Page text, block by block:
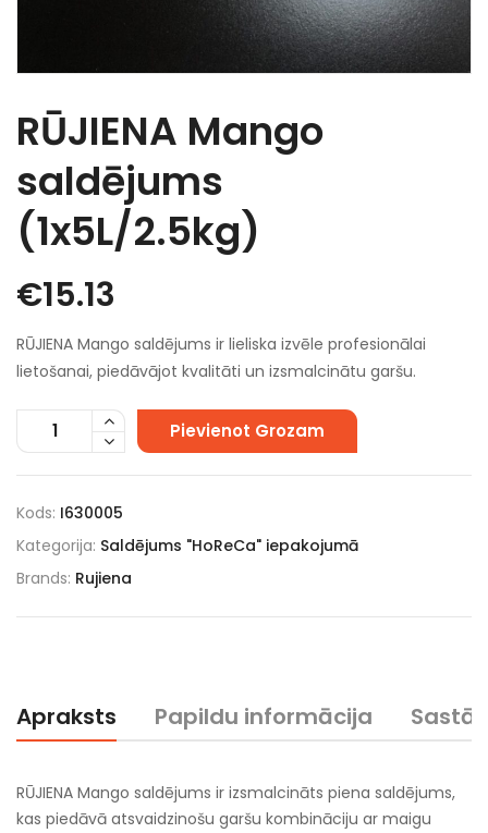
RŪJIENA Mango
saldējums
(1x5L/2.5kg)
€15.13
RŪJIENA Mango saldējums ir lieliska izvēle profesionālai
lietošanai, piedāvājot kvalitāti un izsmalcinātu garšu.
Pievienot Grozam
Kods: I630005
Kategorija: Saldējums "HoReCa" iepakojumā
Brands: Rujiena
Apraksts Papildu informācija
RŪJIENA Mango saldējums ir izsmalcināts piena saldējums,
kas piedāvā atsvaidzinošu garšu kombināciju ar maigu